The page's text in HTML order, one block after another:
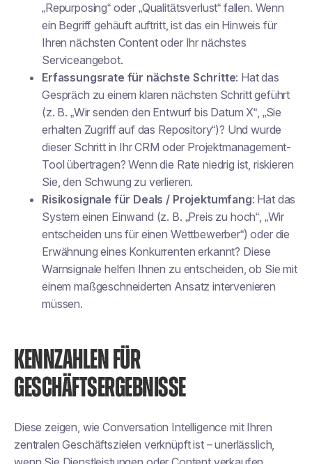
„Repurposing“ oder „Qualitätsverlust“ fallen. Wenn
ein Begriff gehäuft auftritt, ist das ein Hinweis für
Ihren nächsten Content oder Ihr nächstes
Serviceangebot.
Erfassungsrate für nächste Schritte: Hat das
Gespräch zu einem klaren nächsten Schritt geführt
(z. B. „Wir senden den Entwurf bis Datum X“, „Sie
erhalten Zugriff auf das Repository“)? Und wurde
dieser Schritt in Ihr CRM oder Projektmanagement-
Tool übertragen? Wenn die Rate niedrig ist, riskieren
Sie, den Schwung zu verlieren.
Risikosignale für Deals / Projektumfang: Hat das
System einen Einwand (z. B. „Preis zu hoch“, „Wir
entscheiden uns für einen Wettbewerber“) oder die
Erwähnung eines Konkurrenten erkannt? Diese
Warnsignale helfen Ihnen zu entscheiden, ob Sie mit
einem maßgeschneiderten Ansatz intervenieren
müssen.
KENNZAHLEN FÜR
GESCHÄFTSERGEBNISSE
Diese zeigen, wie Conversation Intelligence mit Ihren
zentralen Geschäftszielen verknüpft ist – unerlässlich,